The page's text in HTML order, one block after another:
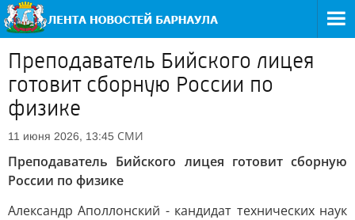
Преподаватель Бийского лицея
готовит сборную России по
физике
11 июня 2026, 13:45 СМИ
Преподаватель Бийского лицея готовит сборную
России по физике
Александр Аполлонский - кандидат технических наук